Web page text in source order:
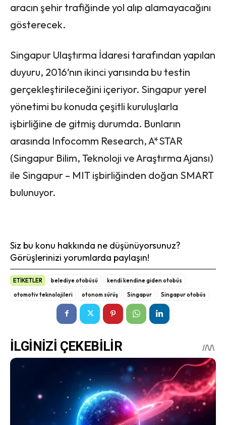
aracın şehir trafiğinde yol alıp alamayacağını
gösterecek.
Singapur Ulaştırma İdaresi tarafından yapılan
duyuru, 2016’nın ikinci yarısında bu testin
gerçekleştirileceğini içeriyor. Singapur yerel
yönetimi bu konuda çeşitli kuruluşlarla
işbirliğine de gitmiş durumda. Bunların
arasında Infocomm Research, A*STAR
(Singapur Bilim, Teknoloji ve Araştırma Ajansı)
ile Singapur – MIT işbirliğinden doğan SMART
bulunuyor.
Siz bu konu hakkında ne düşünüyorsunuz?
Görüşlerinizi yorumlarda paylaşın!
ETİKETLER belediye otobüsü
kendi kendine giden otobüs
otomotiv teknolojileri
otonom sürüş Singapur Singapur otobüs